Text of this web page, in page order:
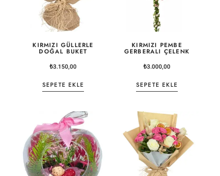
KIRMIZI GÜLLERLE
DOĞAL BUKET
₺3.150,00
SEPETE EKLE
KIRMIZI PEMBE
GERBERALI ÇELENK
₺3.000,00
SEPETE EKLE